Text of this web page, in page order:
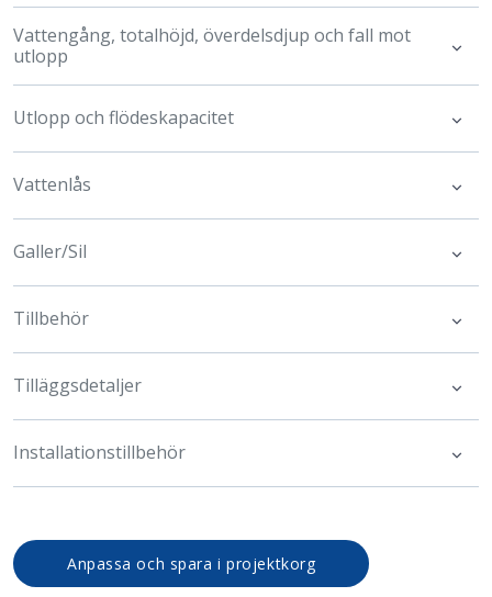
Vattengång, totalhöjd, överdelsdjup och fall mot
utlopp
Utlopp och flödeskapacitet
Vattenlås
Galler/Sil
Tillbehör
Tilläggsdetaljer
Installationstillbehör
Anpassa och spara i projektkorg